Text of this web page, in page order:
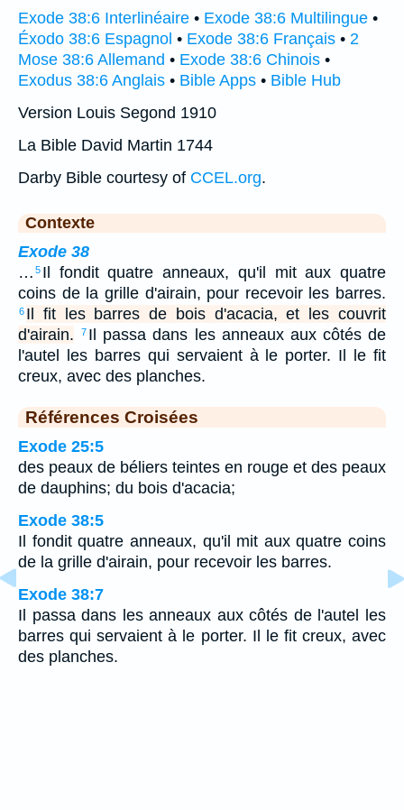
Exode 38:6 Interlinéaire • Exode 38:6 Multilingue •
Éxodo 38:6 Espagnol • Exode 38:6 Français • 2
Mose 38:6 Allemand • Exode 38:6 Chinois •
Exodus 38:6 Anglais • Bible Apps • Bible Hub
Version Louis Segond 1910
La Bible David Martin 1744
Darby Bible courtesy of CCEL.org.
Contexte
Exode 38
… 5 Il fondit quatre anneaux, qu'il mit aux quatre
coins de la grille d'airain, pour recevoir les barres.
6 Il fit les barres de bois d'acacia, et les couvrit
d'airain.
7 Il passa dans les anneaux aux côtés de
l'autel les barres qui servaient à le porter. Il le fit
creux, avec des planches.
Références Croisées
Exode 25:5
des peaux de béliers teintes en rouge et des peaux
de dauphins; du bois d'acacia;
Exode 38:5
Il fondit quatre anneaux, qu'il mit aux quatre coins
de la grille d'airain, pour recevoir les barres.
Exode 38:7
Il passa dans les anneaux aux côtés de l'autel les
barres qui servaient à le porter. Il le fit creux, avec
des planches.